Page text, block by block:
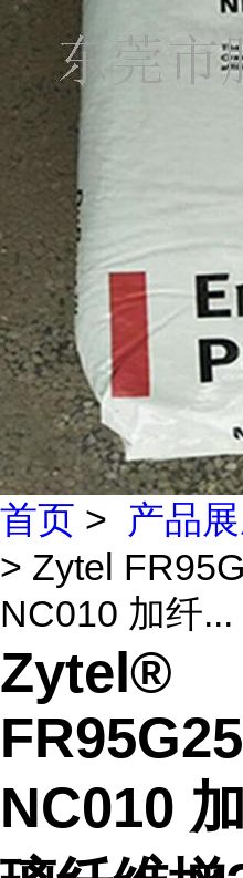
首页 > 产品
> Zytel
NC010 加纤...
Zytel®
NC010